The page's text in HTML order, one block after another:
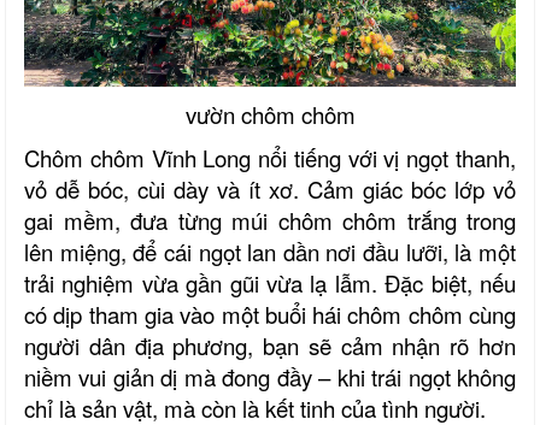
vườn chôm chôm
Chôm chôm Vĩnh Long nổi tiếng với vị ngọt thanh,
vỏ dễ bóc, cùi dày và ít xơ. Cảm giác bóc lớp vỏ
gai mềm, đưa từng múi chôm chôm trắng trong
lên miệng, để cái ngọt lan dần nơi đầu lưỡi, là một
trải nghiệm vừa gần gũi vừa lạ lẫm. Đặc biệt, nếu
có dịp tham gia vào một buổi hái chôm chôm cùng
người dân địa phương, bạn sẽ cảm nhận rõ hơn
niềm vui giản dị mà đong đầy – khi trái ngọt không
chỉ là sản vật, mà còn là kết tinh của tình người.